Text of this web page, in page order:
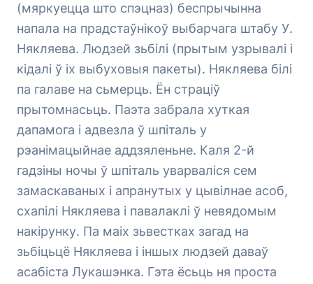
(мяркуецца што спэцназ) беспрычынна
напала на прадстаўнікоў выбарчага штабу У.
Някляева. Людзей зьбілі (прытым узрывалі і
кідалі ў іх выбуховыя пакеты). Някляева білі
па галаве на сьмерць. Ён страціў
прытомнасьць. Паэта забрала хуткая
дапамога і адвезла ў шпіталь у
рэанімацыйнае аддзяленьне. Каля 2-й
гадзіны ночы ў шпіталь уварваліся сем
замаскаваных і апранутых у цывілнае асоб,
схапілі Някляева і павалаклі ў невядомым
накірунку. Па маіх зьвестках загад на
зьбіцьцё Някляева і іншых людзей даваў
асабіста Лукашэнка. Гэта ёсьць ня проста